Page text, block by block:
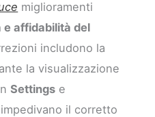
miglioramenti
e affidabilità del
includono la
la visualizzazione
Settings e
il corretto